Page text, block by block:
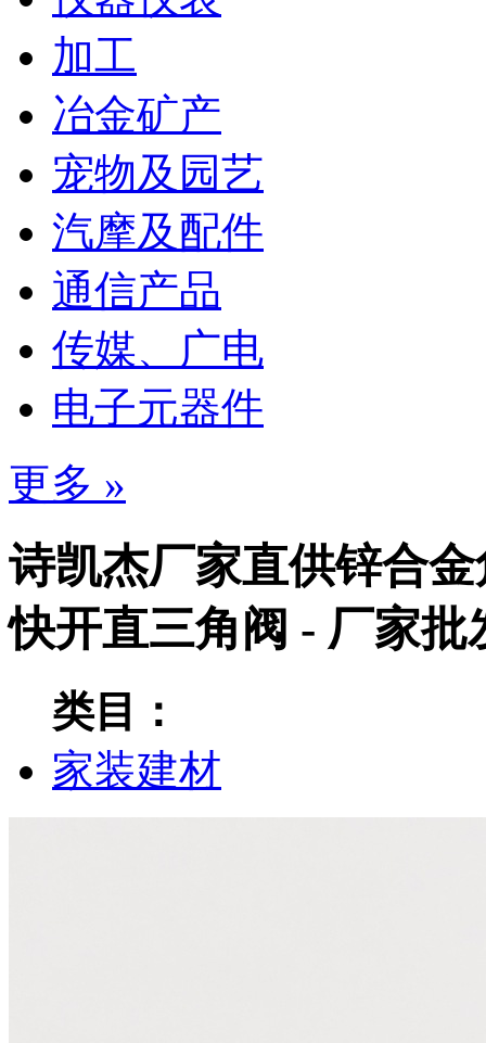
加工
冶金矿产
宠物及园艺
汽摩及配件
通信产品
传媒、广电
电子元器件
更多 »
诗凯杰厂家直供锌合
快开直三角阀 - 厂家批
类目：
家装建材